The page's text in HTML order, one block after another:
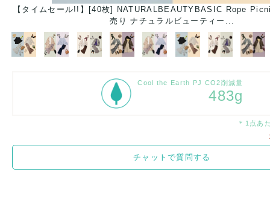
【タイムセール!!】[40枚] NATURALBEAUTYBASIC Rope
売り ナチュラルビューティー...
Cool the Earth PJ CO2削減量
483g
＊1点あ
チャットで質問する